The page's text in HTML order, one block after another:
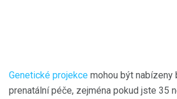
Genetické projekce mohou být nabízeny
prenatální péče, zejména pokud jste 35